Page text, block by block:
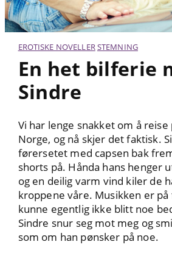
EROTISKE NOVELLERSTEMNING
En het bilferie
Sindre
Vi har lenge snakket om å
Norge, og nå skjer det faktisk.
førersetet med capsen bak
shorts på. Hånda hans henger
og en deilig varm vind kiler de
kroppene våre. Musikken er
kunne egentlig ikke blitt noe
Sindre snur seg mot meg og
som om han pønsker på noe.